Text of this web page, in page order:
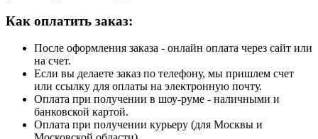
Как оплатить заказ:
После оформления заказа - онлайн оплата через сайт или
на счет.
Если вы делаете заказ по телефону, мы пришлем счет
или ссылку для оплаты на электронную почту.
Оплата при получении в шоу-руме - наличными и
банковской картой.
Оплата при получении курьеру (для Москвы и